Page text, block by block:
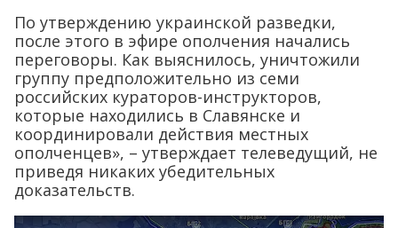
По утверждению украинской разведки,
после этого в эфире ополчения начались
переговоры. Как выяснилось, уничтожили
группу предположительно из семи
российских кураторов-инструкторов,
которые находились в Славянске и
координировали действия местных
ополченцев», – утверждает телеведущий, не
приведя никаких убедительных
доказательств.